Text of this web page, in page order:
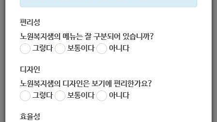
주간 인기검색어
한눈으로 보는 복지 정보
편리성
노원복지샘의 메뉴는 잘 구분되어 있습니까?
그렇다
보통이다 아니다
디자인
노원복지샘의 디자인은 보기에 편리한가요?
그렇다
보통이다 아니다
효율성
하계2동주민센터